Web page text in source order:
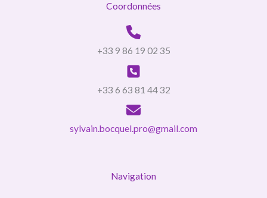
Coordonnées
+33 9 86 19 02 35
+33 6 63 81 44 32
sylvain.bocquel.pro@gmail.com
Navigation